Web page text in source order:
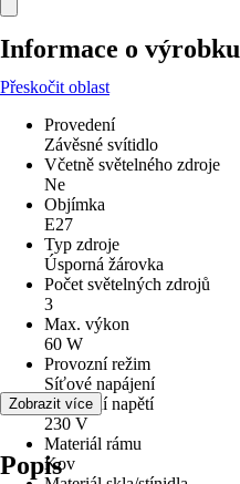
Informace o výrobku
Přeskočit oblast
Provedení
Závěsné svítidlo
Včetně světelného zdroje
Ne
Objímka
E27
Typ zdroje
Úsporná žárovka
Počet světelných zdrojů
3
Max. výkon
60 W
Provozní režim
Síťové napájení
Provozní napětí
230 V
Materiál rámu
Kov
Zobrazit více
Popis